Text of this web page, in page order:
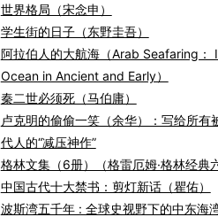
世界格局（宋念申）
学生街的日子（东野圭吾）
阿拉伯人的大航海（Arab Seafaring：
Ocean in Ancient and Early）
秦二世必须死（马伯庸）
卢克明的偷偷一笑（余华）：写给所有
代人的“减压神作”
格林文集（6册）（格雷厄姆·格林经典
中国古代十大禁书：剪灯新话（瞿佑）
波斯湾五千年 : 全球史视野下的中东海